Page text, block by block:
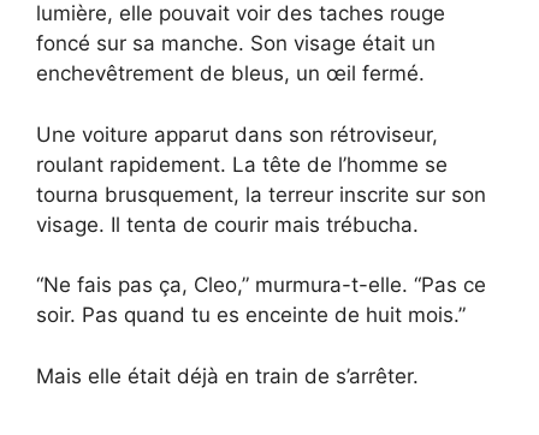
lumière, elle pouvait voir des taches rouge
foncé sur sa manche. Son visage était un
enchevêtrement de bleus, un œil fermé.
Une voiture apparut dans son rétroviseur,
roulant rapidement. La tête de l’homme se
tourna brusquement, la terreur inscrite sur son
visage. Il tenta de courir mais trébucha.
“Ne fais pas ça, Cleo,” murmura-t-elle. “Pas ce
soir. Pas quand tu es enceinte de huit mois.”
Mais elle était déjà en train de s’arrêter.